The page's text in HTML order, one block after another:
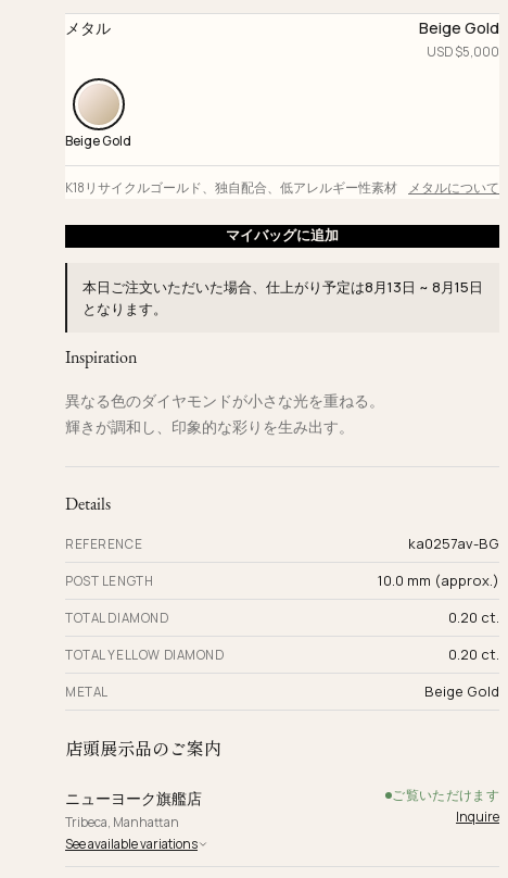
メタル Beige Gold
USD $5,000
Beige Gold
K18リサイクルゴールド 独自配合 低アレルギー性素材 メタルについて
マイバッグに追加
本日ご注文いただいた場合、仕上がり予定は8月13日 ~ 8月15日
となります。
Inspiration
異なる色のダイヤモンドが小さな光を重ねる。
輝きが調和し、印象的な彩りを生み出す。
Details
REFERENCE ka0257av-BG
POST LENGTH 10.0 mm (approx.)
TOTAL DIAMOND 0.20 ct.
TOTAL YELLOW DIAMOND 0.20 ct.
METAL Beige Gold
店頭展示品のご案内
ニューヨーク旗艦店
Tribeca, Manhattan
ご覧いただけます
Inquire
See available variations